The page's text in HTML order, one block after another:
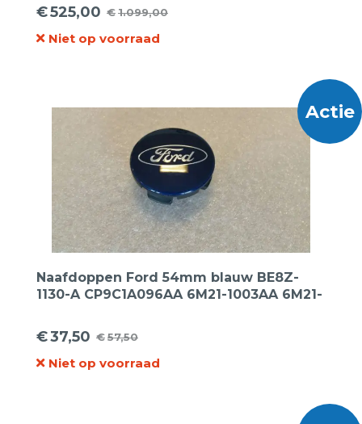
€1.099,00
Oorspronkelijke
prijs
€525,00
Huidige
prijs
Niet op voorraad
Actie
Naafdoppen Ford 54mm blauw BE8Z-
1130-A CP9C1A096AA 6M21-1003AA 6M21-
€57,50
Oorspronkelijke
prijs
€37,50
Huidige
prijs
Niet op voorraad